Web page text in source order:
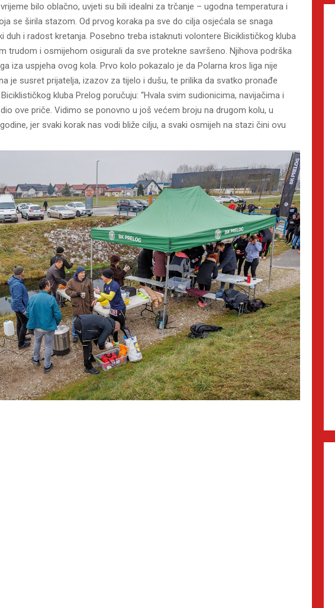
bilo oblačno, uvjeti su bili idealni za trčanje – ugodna temperatura i
se širila stazom. Od prvog koraka pa sve do cilja osjećala se snaga
duh i radost kretanja. Posebno treba istaknuti volontere Biciklističkog kluba
trudom i osmijehom osigurali da sve protekne savršeno. Njihova podrška
iza uspjeha ovog kola. Prvo kolo pokazalo je da Polarna kros liga nije
je susret prijatelja, izazov za tijelo i dušu, te prilika da svatko pronađe
kluba Prelog poručuju: “Hvala svim sudionicima, navijačima i
ove priče. Vidimo se ponovno u još većem broju na drugom kolu, u
jer svaki korak nas vodi bliže cilju, a svaki osmijeh na stazi čini ovu